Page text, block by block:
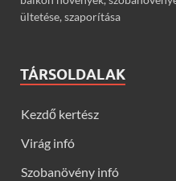
ültetése, szaporítása
TÁRSOLDALAK
Kezdő kertész
Virág infó
Szobanövény infó